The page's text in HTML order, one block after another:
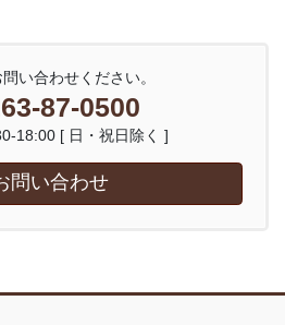
い合わせください。
87-0500
18:00 [ 日・祝日除く ]
問い合わせ